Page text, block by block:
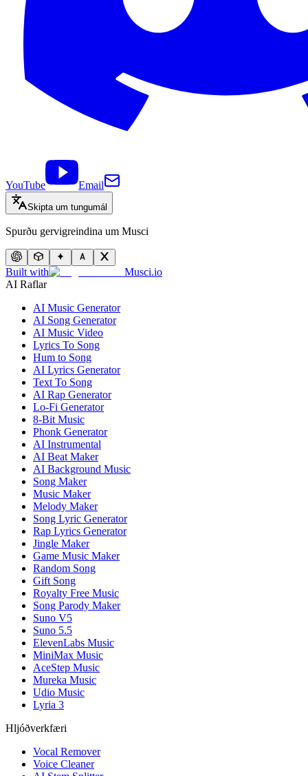
YouTube Email
Skipta um tungumál
Spurðu gervigreindina um Musci
Built with
Musci.io
AI Raflar
AI Music Generator
AI Song Generator
AI Music Video
Lyrics To Song
Hum to Song
AI Lyrics Generator
Text To Song
AI Rap Generator
Lo-Fi Generator
8-Bit Music
Phonk Generator
AI Instrumental
AI Beat Maker
AI Background Music
Song Maker
Music Maker
Melody Maker
Song Lyric Generator
Rap Lyrics Generator
Jingle Maker
Game Music Maker
Random Song
Gift Song
Royalty Free Music
Song Parody Maker
Suno V5
Suno 5.5
ElevenLabs Music
MiniMax Music
AceStep Music
Mureka Music
Udio Music
Lyria 3
Hljóðverkfæri
Vocal Remover
Voice Cleaner